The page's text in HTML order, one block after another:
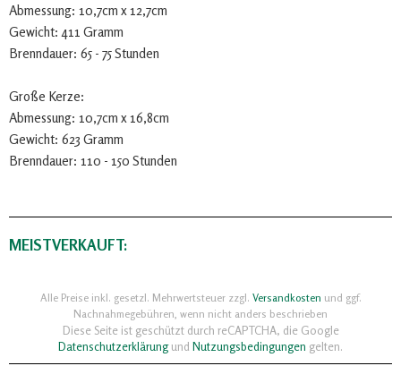
Abmessung: 10,7cm x 12,7cm
Gewicht: 411 Gramm
Brenndauer: 65 - 75 Stunden
Große Kerze:
Abmessung: 10,7cm x 16,8cm
Gewicht: 623 Gramm
Brenndauer: 110 - 150 Stunden
MEISTVERKAUFT:
Alle Preise inkl. gesetzl. Mehrwertsteuer zzgl. Versandkosten und ggf.
Nachnahmegebühren, wenn nicht anders beschrieben
Diese Seite ist geschützt durch reCAPTCHA, die Google
Datenschutzerklärungund Nutzungsbedingungen gelten.